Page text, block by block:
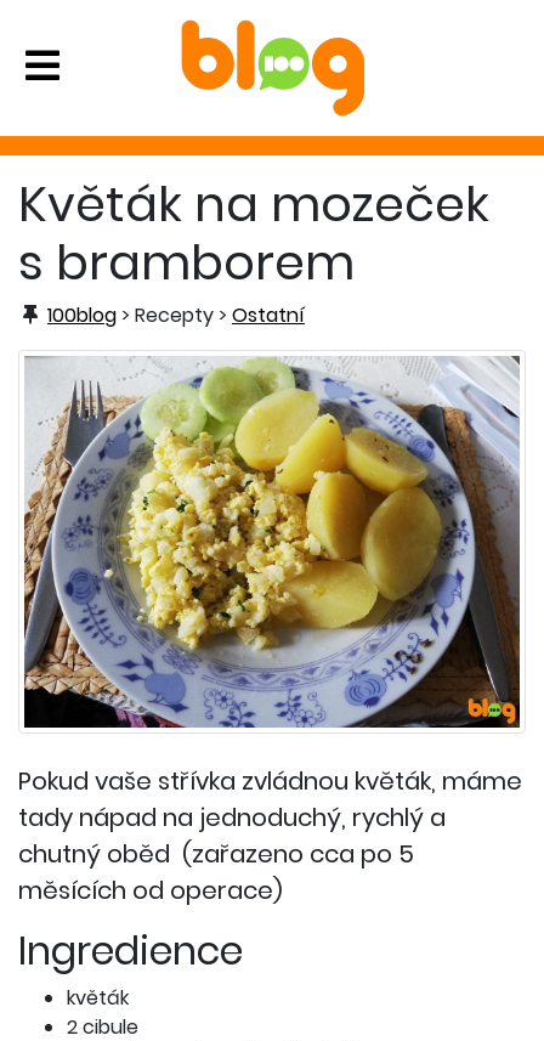
Květák na mozeček
s bramborem
100blog > Recepty > Ostatní
Pokud vaše střívka zvládnou květák, máme
tady nápad na jednoduchý, rychlý a
chutný oběd (zařazeno cca po 5
měsících od operace)
Ingredience
květák
2 cibule